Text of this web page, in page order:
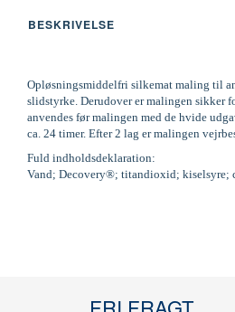
BESKRIVELSE
Opløsningsmiddelfri silkemat maling til
slidstyrke. Derudover er malingen sikker
anvendes før malingen med de hvide
ca. 24 timer. Efter 2 lag er malingen
Fuld indholdsdeklaration:
Vand; Decovery®; titandioxid; kiselsyre;